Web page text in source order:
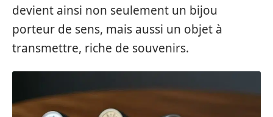
devient ainsi non seulement un bijou
porteur de sens, mais aussi un objet à
transmettre, riche de souvenirs.